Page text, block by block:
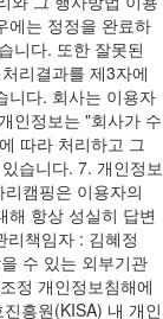
에는 정정을 완료하
니다. 또한 잘못된
리결과를 제3자에
니다. 회사는 이용자
인정보는 "회사가 수
따라 처리하고 그
습니다. 7. 개인정보
캠핑은 이용자의
해 항상 성실히 답변
책임자 : 김혜정
수 있는 외부기관
정 개인정보침해에
흥원(KISA) 내 개인